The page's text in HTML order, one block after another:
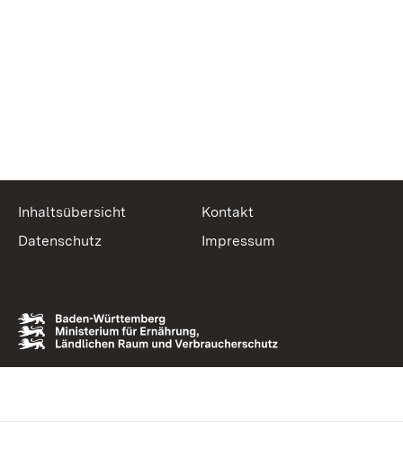
zur Website des MLR
Inhaltsübersicht
Kontakt
Datenschutz
Impressum